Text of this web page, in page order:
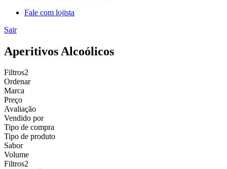
Fale com lojista
Sair
Aperitivos Alcoólicos
Filtros2
Ordenar
Marca
Preço
Avaliação
Vendido por
Tipo de compra
Tipo de produto
Sabor
Volume
Filtros2